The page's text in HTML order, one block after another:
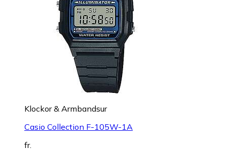
Klockor & Armbandsur
Casio Collection F-105W-1A
fr.